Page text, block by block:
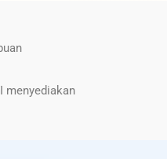
menyediakan